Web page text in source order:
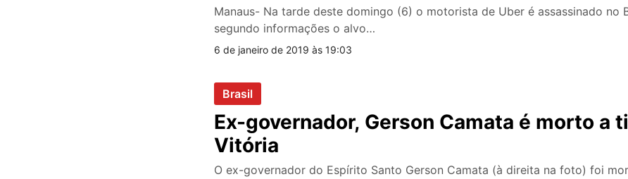
Manaus- Na tarde deste domingo (6) o motorista de Uber é assassinado no
segundo informações o alvo…
6 de janeiro de 2019 às 19:03
Brasil
Ex-governador, Gerson Camata é morto a
Vitória
O ex-governador do Espírito Santo Gerson Camata (à direita na foto) foi